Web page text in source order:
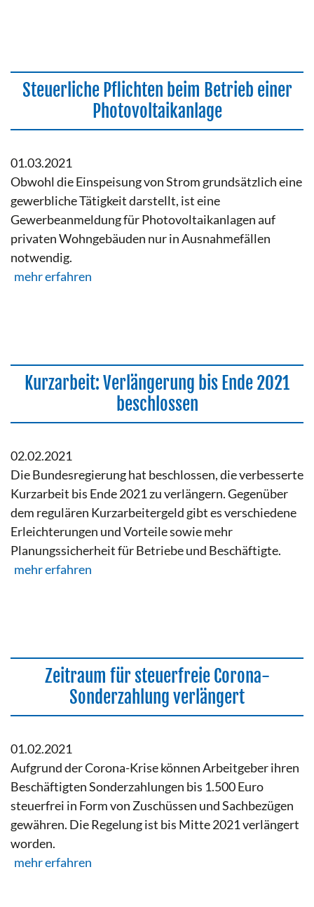
Steuerliche Pflichten beim Betrieb einer
Photovoltaikanlage
01.03.2021
Obwohl die Einspeisung von Strom grundsätzlich eine
gewerbliche Tätigkeit darstellt, ist eine
Gewerbeanmeldung für Photovoltaikanlagen auf
privaten Wohngebäuden nur in Ausnahmefällen
notwendig.
mehr erfahren
Kurzarbeit: Verlängerung bis Ende 2021
beschlossen
02.02.2021
Die Bundesregierung hat beschlossen, die verbesserte
Kurzarbeit bis Ende 2021 zu verlängern. Gegenüber
dem regulären Kurzarbeitergeld gibt es verschiedene
Erleichterungen und Vorteile sowie mehr
Planungssicherheit für Betriebe und Beschäftigte.
mehr erfahren
Zeitraum für steuerfreie Corona-
Sonderzahlung verlängert
01.02.2021
Aufgrund der Corona-Krise können Arbeitgeber ihren
Beschäftigten Sonderzahlungen bis 1.500 Euro
steuerfrei in Form von Zuschüssen und Sachbezügen
gewähren. Die Regelung ist bis Mitte 2021 verlängert
worden.
mehr erfahren